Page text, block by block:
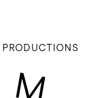
PRODUCTIONS